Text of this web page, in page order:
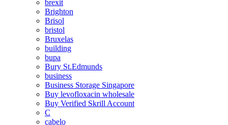
brexit
Brighton
Brisol
bristol
Bruxelas
building
bupa
Bury St.Edmunds
business
Business Storage Singapore
Buy levofloxacin wholesale
Buy Verified Skrill Account
C
cabelo